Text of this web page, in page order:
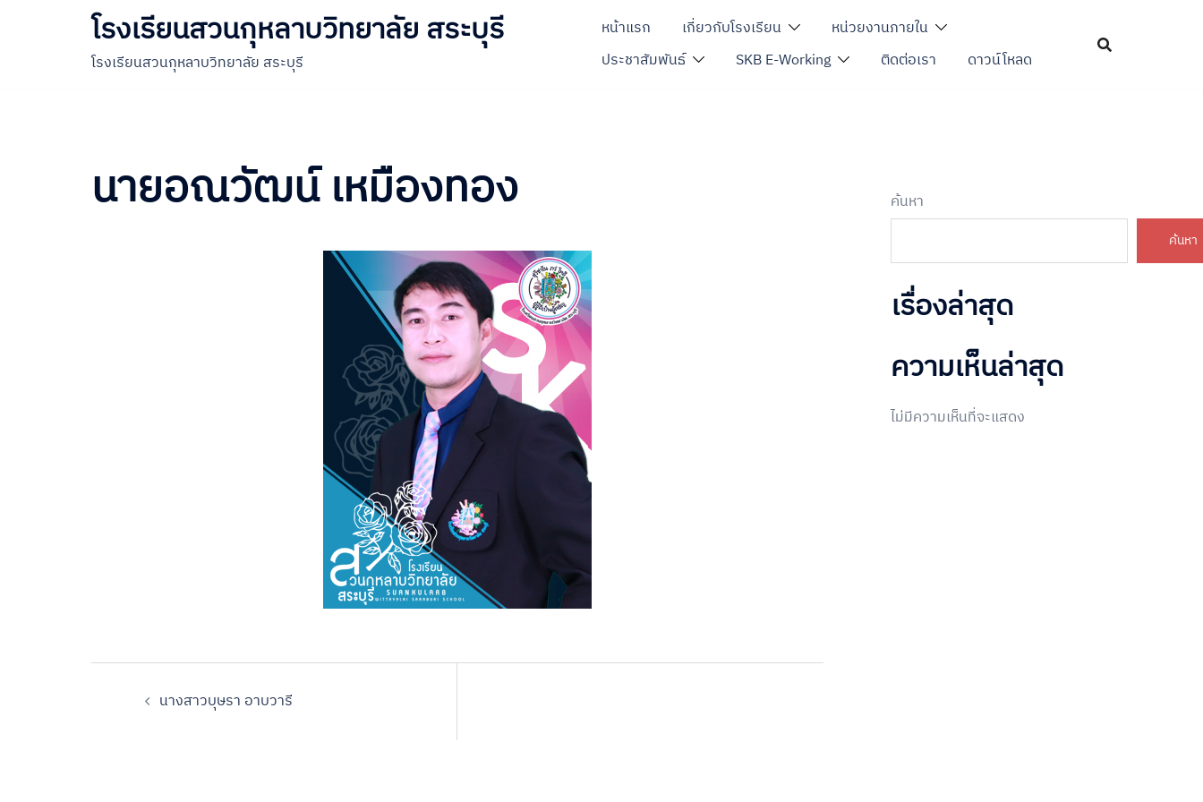
โรงเรียนสวนกุหลาบวิทยาลัย สระบุรี
โรงเรียนสวนกุหลาบวิทยาลัย สระบุรี
หน้าแรก เกี่ยวกับโรงเรียน
หน่วยงานภายใน
ประชาสัมพันธ์
SKB E-Working ติดต่อเรา ดาวน์โหลด
นายอณวัฒน์ เหมืองทอง
นางสาวบุษรา อาบวารี
ค้นหา
ค้นหา
เรื่องล่าสุด
ความเห็นล่าสุด
ไม่มีความเห็นที่จะแสดง